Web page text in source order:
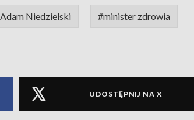
Niedzielski #minister zdrowia
UDOSTĘPNIJ NA X